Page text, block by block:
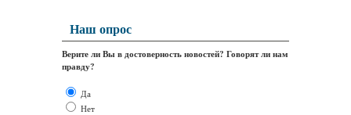
Наш опрос
Верите ли Вы в достоверность новостей? Говорят ли нам
правду?
Да
Нет